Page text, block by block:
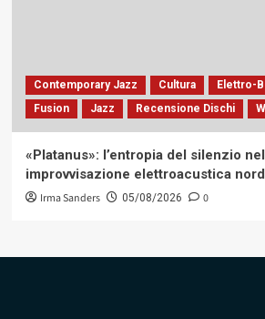
Contemporary Jazz Cultura Elettro-
Fusion
Jazz Recensione Dischi
«Platanus»: l’entropia del silenzio
improvvisazione elettroacustica
Irma Sanders 05/08/2026 0